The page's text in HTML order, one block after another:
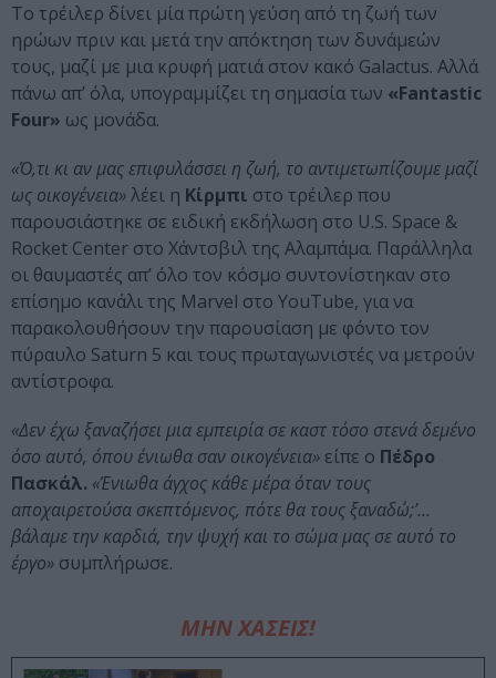
Το τρέιλερ δίνει μία πρώτη γεύση από τη ζωή των
ηρώων πριν και μετά την απόκτηση των δυνάμεών
τους, μαζί με μια κρυφή ματιά στον κακό Galactus. Αλλά
πάνω απ’ όλα, υπογραμμίζει τη σημασία των «Fantastic
Four» ως μονάδα.
«Ό,τι κι αν μας επιφυλάσσει η ζωή, το αντιμετωπίζουμε μαζί
ως οικογένεια»λέει η Κίρμπι στο τρέιλερ που
παρουσιάστηκε σε ειδική εκδήλωση στο U.S. Space &
Rocket Center στο Χάντσβιλ της Αλαμπάμα. Παράλληλα
οι θαυμαστές απ’ όλο τον κόσμο συντονίστηκαν στο
επίσημο κανάλι της Marvel στο YouTube, για να
παρακολουθήσουν την παρουσίαση με φόντο τον
πύραυλο Saturn 5 και τους πρωταγωνιστές να μετρούν
αντίστροφα.
«Δεν έχω ξαναζήσει μια εμπειρία σε καστ τόσο στενά δεμένο
όσο αυτό, όπου ένιωθα σαν οικογένεια» είπε ο Πέδρο
Πασκάλ. «Ένιωθα άγχος κάθε μέρα όταν τους
αποχαιρετούσα σκεπτόμενος, πότε θα τους ξαναδώ;’…
βάλαμε την καρδιά, την ψυχή και το σώμα μας σε αυτό το
έργο» συμπλήρωσε.
ΜΗΝ ΧΑΣΕΙΣ!